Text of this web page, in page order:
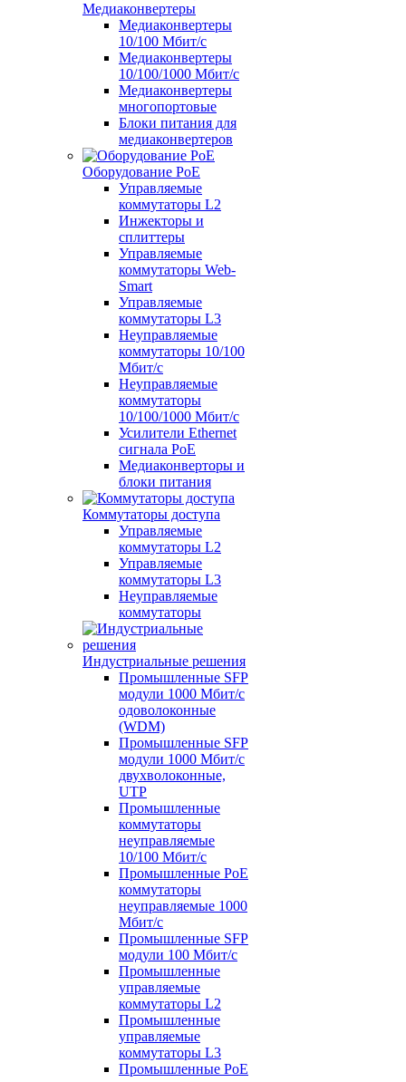
Медиаконвертеры
Медиаконвертеры
10/100 Мбит/с
Медиаконвертеры
10/100/1000 Мбит/c
Медиаконвертеры
многопортовые
Блоки питания для
медиаконвертеров
Оборудование PoE
Управляемые
коммутаторы L2
Инжекторы и
сплиттеры
Управляемые
коммутаторы Web-
Smart
Управляемые
коммутаторы L3
Неуправляемые
коммутаторы 10/100
Мбит/с
Неуправляемые
коммутаторы
10/100/1000 Мбит/с
Усилители Ethernet
сигнала PoE
Медиаконверторы и
блоки питания
Коммутаторы доступа
Управляемые
коммутаторы L2
Управляемые
коммутаторы L3
Неуправляемые
коммутаторы
Индустриальные решения
Промышленные SFP
модули 1000 Мбит/c
одоволоконные
(WDM)
Промышленные SFP
модули 1000 Мбит/c
двухволоконные,
UTP
Промышленные
коммутаторы
неуправляемые
10/100 Мбит/с
Промышленные PoE
коммутаторы
неуправляемые 1000
Мбит/с
Промышленные SFP
модули 100 Мбит/c
Промышленные
управляемые
коммутаторы L2
Промышленные
управляемые
коммутаторы L3
Промышленные PoE